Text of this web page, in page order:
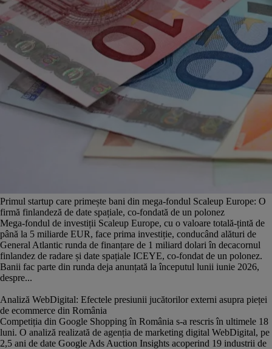
Primul startup care primește bani din mega-fondul Scaleup Europe: O
firmă finlandeză de date spațiale, co-fondată de un polonez
Mega-fondul de investiții Scaleup Europe, cu o valoare totală-țintă de
până la 5 miliarde EUR, face prima investiție, conducând alături de
General Atlantic runda de finanțare de 1 miliard dolari în decacornul
finlandez de radare și date spațiale ICEYE, co-fondat de un polonez.
Banii fac parte din runda deja anunțată la începutul lunii iunie 2026,
despre...
Analiză WebDigital: Efectele presiunii jucătorilor externi asupra pieței
de ecommerce din România
Competiția din Google Shopping în România s-a rescris în ultimele 18
luni. O analiză realizată de agenția de marketing digital WebDigital, pe
2,5 ani de date Google Ads Auction Insights acoperind 19 industrii de